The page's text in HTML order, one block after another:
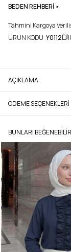
BEDEN REHBERİ
Tahmini Kargoya
ÜRÜN KODU :Y0112
AÇIKLAMA
ÖDEME SEÇENEKLERI
BUNLARI